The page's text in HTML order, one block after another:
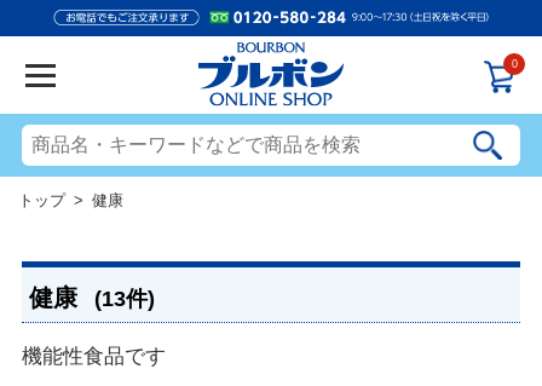
0
トップ> 健康
健康 (13件)
機能性食品です